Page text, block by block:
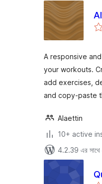
A responsive
your workouts.
add exercises,
and copy-paste
Alaettin
10+ active
4.2.39 এর সাথে